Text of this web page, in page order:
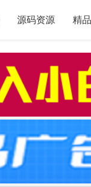
源码资源 精